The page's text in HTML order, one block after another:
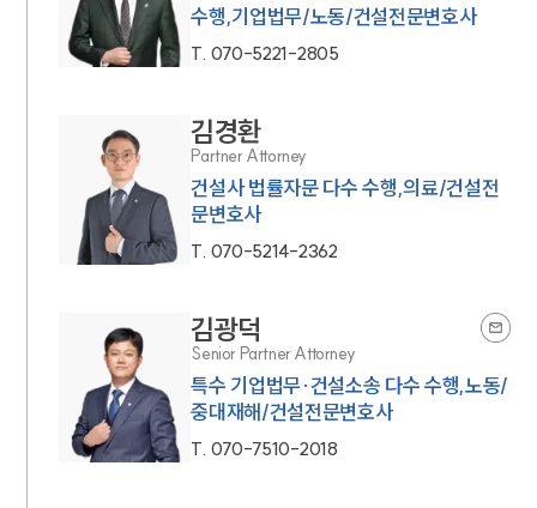
수행,기업법무/노동/건설전문변호사
T. 070-5221-2805
김경환
Partner Attorney
건설사 법률자문 다수 수행,의료/건설전
문변호사
T. 070-5214-2362
김광덕
Senior Partner Attorney
특수 기업법무·건설소송 다수 수행,노동/
중대재해/건설전문변호사
T. 070-7510-2018